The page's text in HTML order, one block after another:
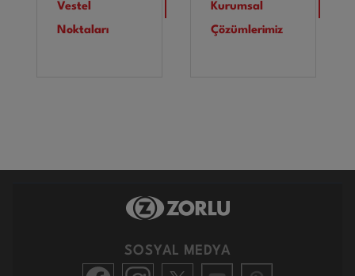
Vestel
Noktaları
Kurumsal
Çözümlerimiz
SOSYAL MEDYA